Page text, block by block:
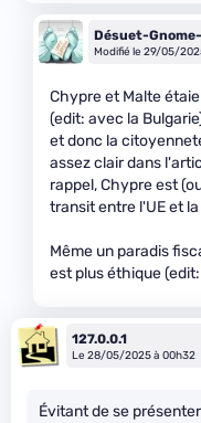
Désuet-
Modifié le 29/05/
Chypre et Malte
(edit: avec la
et donc la
assez clair dans
rappel, Chypre est
transit entre l'UE et
Même un paradis
est plus éthique
127.0.0.1
Le 28/05/2025 à 00h32
Évitant de se